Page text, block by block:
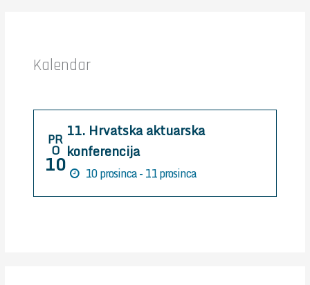
Kalendar
PR
O
10
11. Hrvatska aktuarska
konferencija
10 prosinca - 11 prosinca